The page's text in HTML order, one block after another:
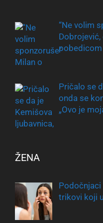
“Ne volim
pobedicom
Pričalo se
onda se
„Ovo je
ŽENA
Podočnjaci
trikovi koji